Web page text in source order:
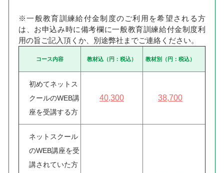
※一般教育訓練給付金制度のご利用を希望される方
は、お申込み時に備考欄に一般教育訓練給付金制度利
用の旨ご記入頂くか、別途弊社までご連絡ください。
コース内容 教材込（円：税込） 教材別（円：税込）
初めてネットス
クールのWEB講
座を受講する方
40,300 38,700
ネットスクール
のWEB講座を受
講されていた方